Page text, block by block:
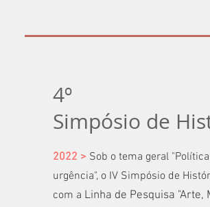
4º
Simpósio de
2022 > Sob o tema geral
urgência", o IV Simpósio de
com a Linha de Pesquisa